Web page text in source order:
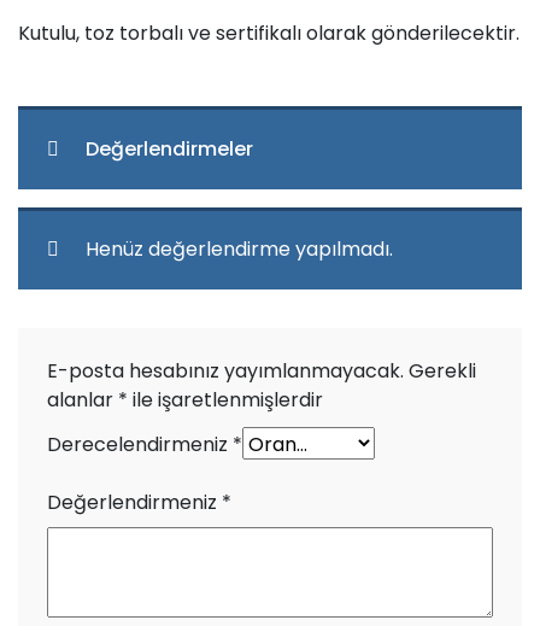
Kutulu, toz torbalı ve sertifikalı olarak gönderilecektir.
Değerlendirmeler
Henüz değerlendirme yapılmadı.
E-posta hesabınız yayımlanmayacak. Gerekli
alanlar * ile işaretlenmişlerdir
Derecelendirmeniz *
Değerlendirmeniz *